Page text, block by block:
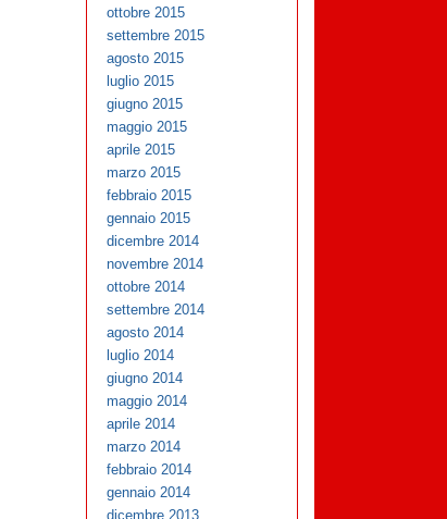
ottobre 2015
settembre 2015
agosto 2015
luglio 2015
giugno 2015
maggio 2015
aprile 2015
marzo 2015
febbraio 2015
gennaio 2015
dicembre 2014
novembre 2014
ottobre 2014
settembre 2014
agosto 2014
luglio 2014
giugno 2014
maggio 2014
aprile 2014
marzo 2014
febbraio 2014
gennaio 2014
dicembre 2013